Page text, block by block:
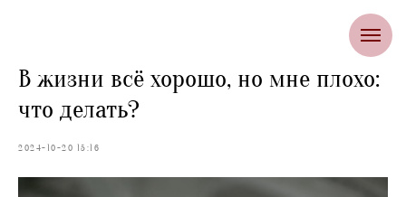
В жизни всё хорошо, но мне плохо:
что делать?
2024-10-20 15:16